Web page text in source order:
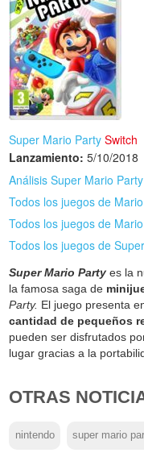
Super Mario Party Switch
Lanzamiento: 5/10/2018
Análisis Super Mario Party
Todos los juegos de Mario
Todos los juegos de
Todos los juegos de
Super Mario Party es la
la famosa saga de
Party. El juego presenta
cantidad de pequeños
pueden ser disfrutados
lugar gracias a la
OTRAS
nintendo super mario